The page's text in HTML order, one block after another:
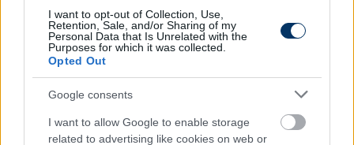
I want to opt-out of Collection, Use,
Retention, Sale, and/or Sharing of my
Personal Data that Is Unrelated with the
Purposes for which it was collected.
Opted Out
Google consents
I want to allow Google to enable storage
related to advertising like cookies on web or
első meccsen a rivális 3-0-ra győzött).
fizz Liga, 3. forduló:
Újpest - Paks 1-2 (Matko 43., ill. Horváth K. 38., Lenzsér
Újpest:Piscitelli – Bese, Joao, Duarte, Goncalves –